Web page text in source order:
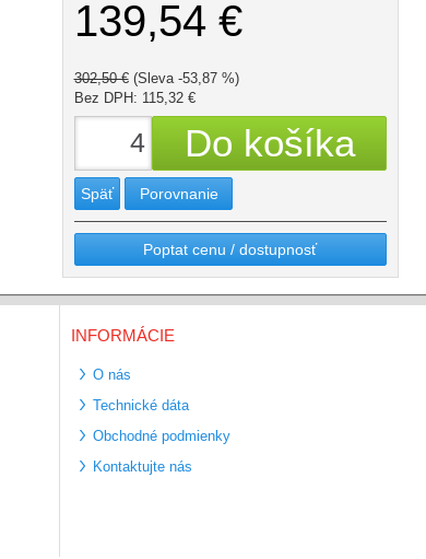
139,54 €
302,50 € (Sleva -53,87 %)
Bez DPH: 115,32 €
Späť Porovnanie
Poptat cenu / dostupnosť
INFORMÁCIE
O nás
Technické dáta
Obchodné podmienky
Kontaktujte nás